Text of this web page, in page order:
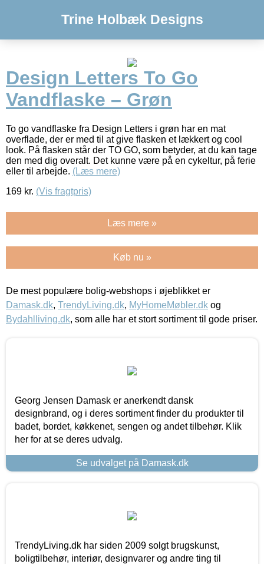
Trine Holbæk Designs
Design Letters To Go
Vandflaske – Grøn
To go vandflaske fra Design Letters i grøn har en mat
overflade, der er med til at give flasken et lækkert og cool
look. På flasken står der TO GO, som betyder, at du kan tage
den med dig overalt. Det kunne være på en cykeltur, på ferie
eller til arbejde. (Læs mere)
169 kr. (Vis fragtpris)
Læs mere »
Køb nu »
De mest populære bolig-webshops i øjeblikket er
Damask.dk, TrendyLiving.dk, MyHomeMøbler.dk og
Bydahlliving.dk, som alle har et stort sortiment til gode priser.
Georg Jensen Damask er anerkendt dansk
designbrand, og i deres sortiment finder du produkter til
badet, bordet, køkkenet, sengen og andet tilbehør. Klik
her for at se deres udvalg.
Se udvalget på Damask.dk
TrendyLiving.dk har siden 2009 solgt brugskunst,
boligtilbehør, interiør, designvarer og andre ting til